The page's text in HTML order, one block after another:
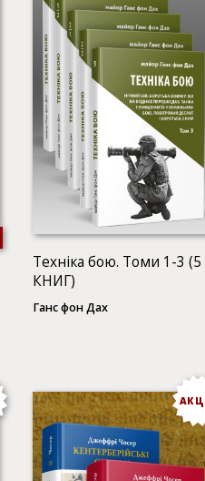
Техніка бою. Томи 1-3 (5
КНИГ)
Ганс фон Дах